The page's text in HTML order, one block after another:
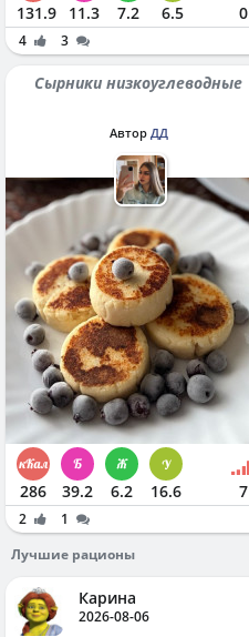
131.9 11.3 7.2 6.5 0
4 3
Сырники низкоуглеводные
Автор ДД
286 39.2 6.2 16.6 7
2
1
Лучшие рационы
Карина
2026-08-06